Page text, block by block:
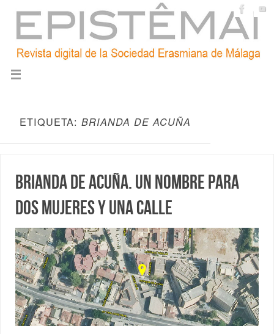
ETIQUETA: BRIANDA DE ACUÑA
Brianda de Acuña. Un nombre para
dos mujeres y una calle